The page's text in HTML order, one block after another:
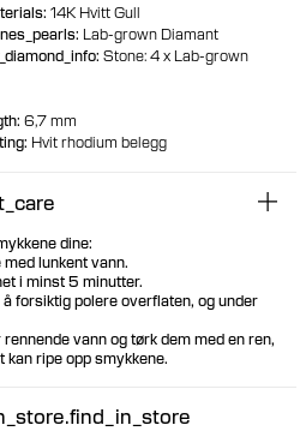
i øret
: 14K Hvitt Gull
: Lab-grown Diamant
: Stone: 4 x Lab-grown
: 6,7 mm
: Hvit rhodium belegg
dine:
lunkent vann.
i minst 5 minutter.
forsiktig polere overflaten, og under
vann og tørk dem med en ren,
kan ripe opp smykkene.